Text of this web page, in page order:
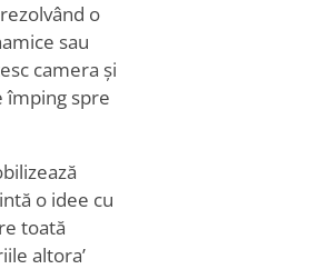
o
sau
camera și
împing spre
o idee cu
toată
altora’